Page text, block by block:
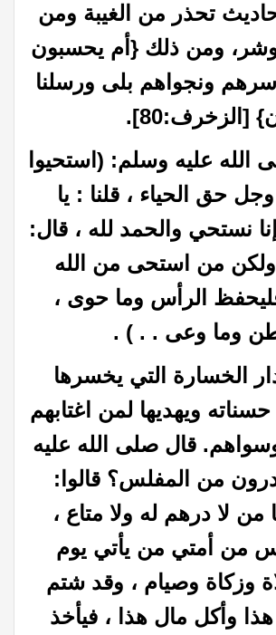
تحذر من الغيبة ومن
ومن ذلك {أم يحسبون
سرهم ونجواهم بلى ورسلنا
[الزخرف:80].
الله عليه وسلم: (استحيوا
حق الحياء ، قلنا : يا
نستحي والحمد لله ، قال:
من استحى من الله
الرأس وما حوى ،
وما وعى . . ) .
الخسارة التي يخسرها
ويهديها لمن اغتابهم
قال صلى الله عليه
من المفلس؟ قالوا:
من لا درهم له ولا متاع ،
من أمتي من يأتي يوم
وزكاة وصيام ، وقد شتم
وأكل مال هذا ، فيأخذ